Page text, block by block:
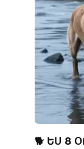
🐕 ԵՍ 8